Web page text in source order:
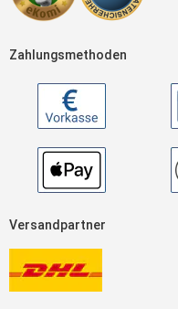
Zahlungsmethoden
Versandpartner